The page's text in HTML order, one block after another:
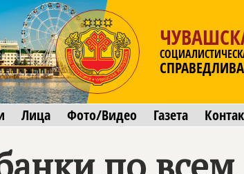
Лица Фото/Видео Газета